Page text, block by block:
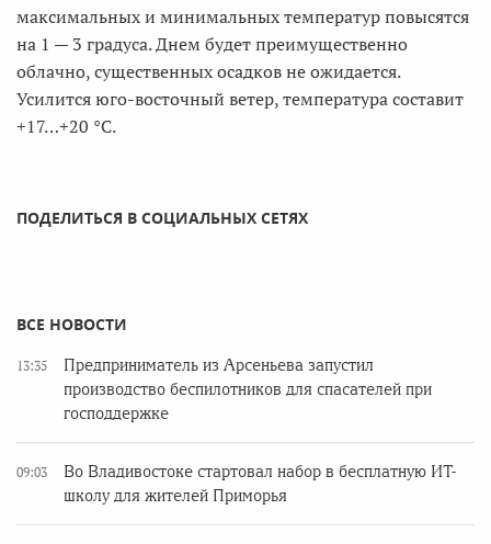
максимальных и минимальных температур повысятся
на 1 — 3 градуса. Днем будет преимущественно
облачно, существенных осадков не ожидается.
Усилится юго-восточный ветер, температура составит
+17…+20 °С.
ПОДЕЛИТЬСЯ В СОЦИАЛЬНЫХ СЕТЯХ
ВСЕ НОВОСТИ
13:35
Предприниматель из Арсеньева запустил
производство беспилотников для спасателей при
господдержке
09:03
Во Владивостоке стартовал набор в бесплатную ИТ-
школу для жителей Приморья